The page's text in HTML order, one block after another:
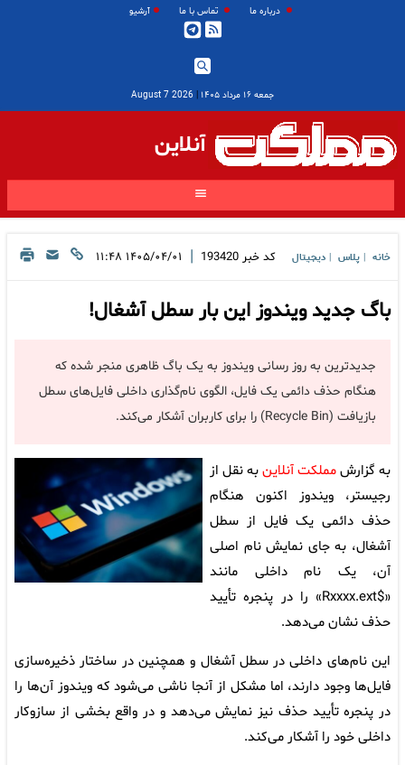
درباره ما تماس با ما آرشیو
جمعه ۱۶ مرداد ۱۴۰۵ |
2026 August 7
آنلاین
خانه پلاس دیجیتال کد خبر 193420
| ۱۴۰۵/۰۴/۰۱ ۱۱:۴۸
باگ جدید ویندوز این بار سطل آشغال!
جدیدترین به روز رسانی ویندوز به یک باگ ظاهری منجر شده که
هنگام حذف دائمی یک فایل، الگوی نام‌گذاری داخلی فایل‌های سطل
بازیافت (Recycle Bin) را برای کاربران آشکار می‌کند.
به گزارشمملکت آنلاینبه نقل از
رجیستر، ویندوز اکنون هنگام
حذف دائمی یک فایل از سطل
آشغال، به جای نمایش نام اصلی
آن، یک نام داخلی مانند
«$Rxxxx.ext» را در پنجره تأیید
حذف نشان می‌دهد.
این نام‌های داخلی در سطل آشغال و همچنین در ساختار ذخیره‌سازی
فایل‌ها وجود دارند، اما مشکل از آنجا ناشی می‌شود که ویندوز آن‌ها را
در پنجره تأیید حذف نیز نمایش می‌دهد و در واقع بخشی از سازوکار
داخلی خود را آشکار می‌کند.